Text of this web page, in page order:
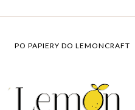
PO PAPIERY DO LEMONCRAFT